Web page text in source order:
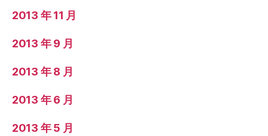
2013 年 11 月
2013 年 9 月
2013 年 8 月
2013 年 6 月
2013 年 5 月